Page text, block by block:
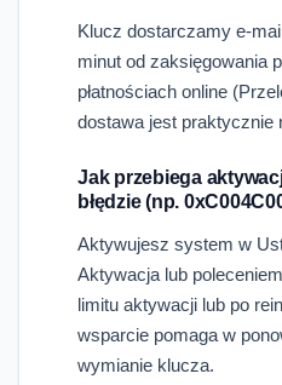
Klucz dostarczamy e-
minut od zaksięgowania
płatnościach online
dostawa jest praktycznie
Jak przebiega
błędzie (np.
Aktywujesz system w
Aktywacja lub
limitu aktywacji lub po
wsparcie pomaga w
wymianie klucza.